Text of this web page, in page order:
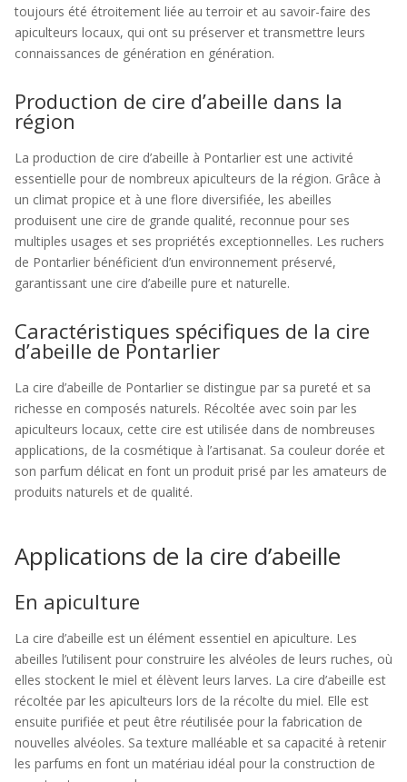
toujours été étroitement liée au terroir et au savoir-faire des
apiculteurs locaux, qui ont su préserver et transmettre leurs
connaissances de génération en génération.
Production de cire d’abeille dans la
région
La production de cire d’abeille à Pontarlier est une activité
essentielle pour de nombreux apiculteurs de la région. Grâce à
un climat propice et à une flore diversifiée, les abeilles
produisent une cire de grande qualité, reconnue pour ses
multiples usages et ses propriétés exceptionnelles. Les ruchers
de Pontarlier bénéficient d’un environnement préservé,
garantissant une cire d’abeille pure et naturelle.
Caractéristiques spécifiques de la cire
d’abeille de Pontarlier
La cire d’abeille de Pontarlier se distingue par sa pureté et sa
richesse en composés naturels. Récoltée avec soin par les
apiculteurs locaux, cette cire est utilisée dans de nombreuses
applications, de la cosmétique à l’artisanat. Sa couleur dorée et
son parfum délicat en font un produit prisé par les amateurs de
produits naturels et de qualité.
Applications de la cire d’abeille
En apiculture
La cire d’abeille est un élément essentiel en apiculture. Les
abeilles l’utilisent pour construire les alvéoles de leurs ruches, où
elles stockent le miel et élèvent leurs larves. La cire d’abeille est
récoltée par les apiculteurs lors de la récolte du miel. Elle est
ensuite purifiée et peut être réutilisée pour la fabrication de
nouvelles alvéoles. Sa texture malléable et sa capacité à retenir
les parfums en font un matériau idéal pour la construction de